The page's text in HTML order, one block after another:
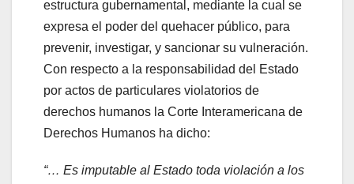
estructura gubernamental, mediante la cual se
expresa el poder del quehacer público, para
prevenir, investigar, y sancionar su vulneración.
Con respecto a la responsabilidad del Estado
por actos de particulares violatorios de
derechos humanos la Corte Interamericana de
Derechos Humanos ha dicho:
“… Es imputable al Estado toda violación a los